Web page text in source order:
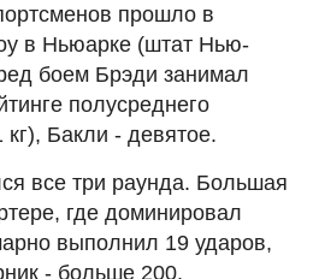
прошло в
в Ньюарке (штат Нью-
боем Брэди занимал
полусреднего
Бакли - девятое.
все три раунда. Большая
где доминировал
выполнил 19 ударов,
- больше 200.